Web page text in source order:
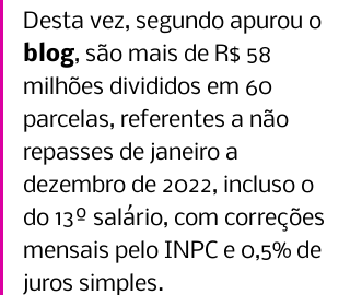
Desta vez, segundo apurou o
blog, são mais de R$ 58
milhões divididos em 60
parcelas, referentes a não
repasses de janeiro a
dezembro de 2022, incluso o
do 13º salário, com correções
mensais pelo INPC e 0,5% de
juros simples.